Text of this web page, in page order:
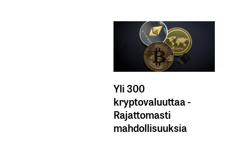
Yli 300
kryptovaluuttaa -
Rajattomasti
mahdollisuuksia